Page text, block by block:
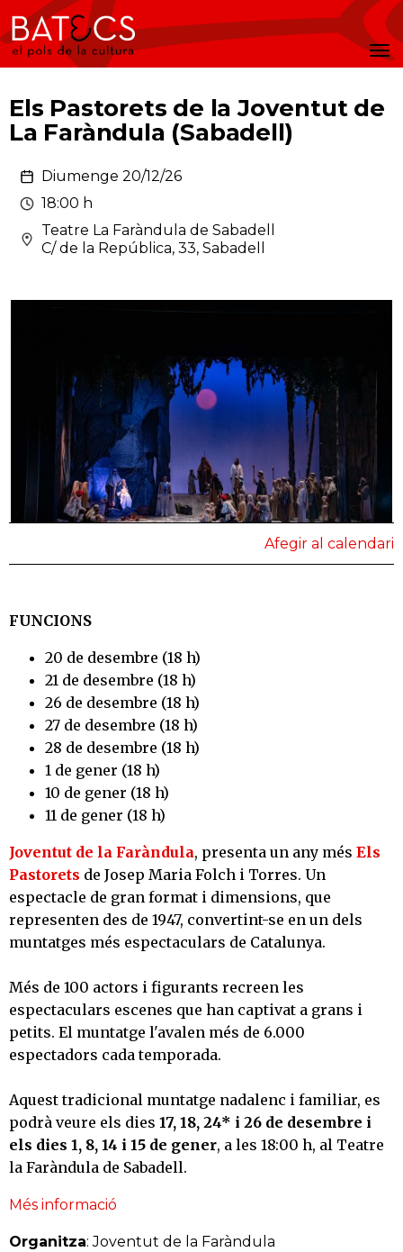
Batecs
Afegir al calendari
Els Pastorets de la Joventut de
La Faràndula (Sabadell)
Diumenge 20/12/26
18:00 h
Teatre La Faràndula de Sabadell
C/ de la República, 33, Sabadell
FUNCIONS
20 de desembre (18 h)
21 de desembre (18 h)
26 de desembre (18 h)
27 de desembre (18 h)
28 de desembre (18 h)
1 de gener (18 h)
10 de gener (18 h)
11 de gener (18 h)
Joventut de la Faràndula, presenta un any més Els
Pastorets de Josep Maria Folch i Torres. Un
espectacle de gran format i dimensions, que
representen des de 1947, convertint-se en un dels
muntatges més espectaculars de Catalunya.
Més de 100 actors i figurants recreen les
espectaculars escenes que han captivat a grans i
petits. El muntatge l'avalen més de 6.000
espectadors cada temporada.
Aquest tradicional muntatge nadalenc i familiar, es
podrà veure els dies 17, 18, 24* i 26 de desembre i
els dies 1, 8, 14 i 15 de gener, a les 18:00 h, al Teatre
la Faràndula de Sabadell.
Més informació
Organitza: Joventut de la Faràndula